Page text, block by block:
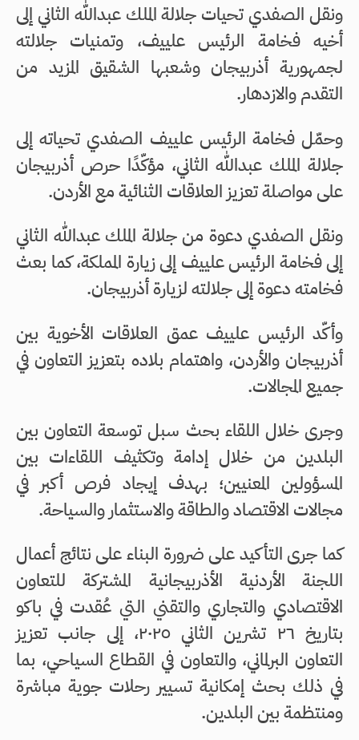
ونقل الصفدي تحيات جلالة الملك عبدالله الثاني إلى
أخيه فخامة الرئيس علييف، وتمنيات جلالته
لجمهورية أذربيجان وشعبها الشقيق المزيد من
التقدم والازدهار.
وحمّل فخامة الرئيس علييف الصفدي تحياته إلى
جلالة الملك عبدالله الثاني، مؤكّدًا حرص أذربيجان
على مواصلة تعزيز العلاقات الثنائية مع الأردن.
ونقل الصفدي دعوة من جلالة الملك عبدالله الثاني
إلى فخامة الرئيس علييف إلى زيارة المملكة، كما بعث
فخامته دعوة إلى جلالته لزيارة أذربيجان.
وأكّد الرئيس علييف عمق العلاقات الأخوية بين
أذربيجان والأردن، واهتمام بلاده بتعزيز التعاون في
جميع المجالات.
وجرى خلال اللقاء بحث سبل توسعة التعاون بين
البلدين من خلال إدامة وتكثيف اللقاءات بين
المسؤولين المعنيين؛ بهدف إيجاد فرص أكبر في
مجالات الاقتصاد والطاقة والاستثمار والسياحة.
كما جرى التأكيد على ضرورة البناء على نتائج أعمال
اللجنة الأردنية الأذربيجانية المشتركة للتعاون
الاقتصادي والتجاري والتقني التي عُقدت في باكو
بتاريخ ٢٦ تشرين الثاني ٢٠٢٥، إلى جانب تعزيز
التعاون البرلماني، والتعاون في القطاع السياحي، بما
في ذلك بحث إمكانية تسيير رحلات جوية مباشرة
ومنتظمة بين البلدين.